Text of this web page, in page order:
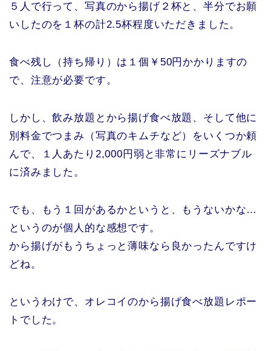
５人で行って、写真のから揚げ２杯と、半分でお願
いしたのを１杯の計2.5杯程度いただきました。
食べ残し（持ち帰り）は１個￥50円かかりますの
で、注意が必要です。
しかし、飲み放題とから揚げ食べ放題、そして他に
別料金でつまみ（写真のキムチなど）をいくつか頼
んで、１人あたり2,000円弱と非常にリーズナブル
に済みました。
でも、もう１回があるかというと、もうないかな…
というのが個人的な感想です。
から揚げがもうちょっと薄味なら良かったんですけ
どね。
というわけで、オレコイのから揚げ食べ放題レポー
トでした。